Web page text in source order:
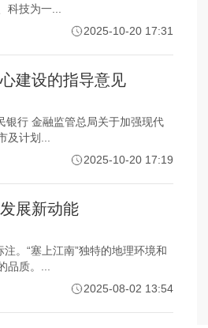
技为一...
2025-10-20 17:31
建设的指导意见
银行 金融监管总局关于加强现代
计划...
2025-10-20 17:19
展新动能
。“塞上江南”独特的地理环境和
质。...
2025-08-02 13:54